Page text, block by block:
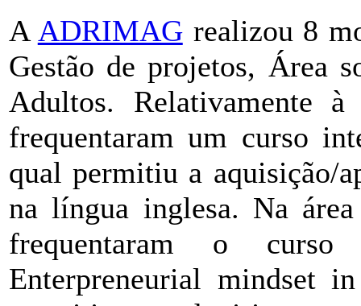
A ADRIMAGrealizou 8
Gestão de projetos, Área
Adultos. Relativamente
frequentaram um curso
qual permitiu a aquisição/
na língua inglesa. Na
frequentaram o curso
Enterpreneurial mindset